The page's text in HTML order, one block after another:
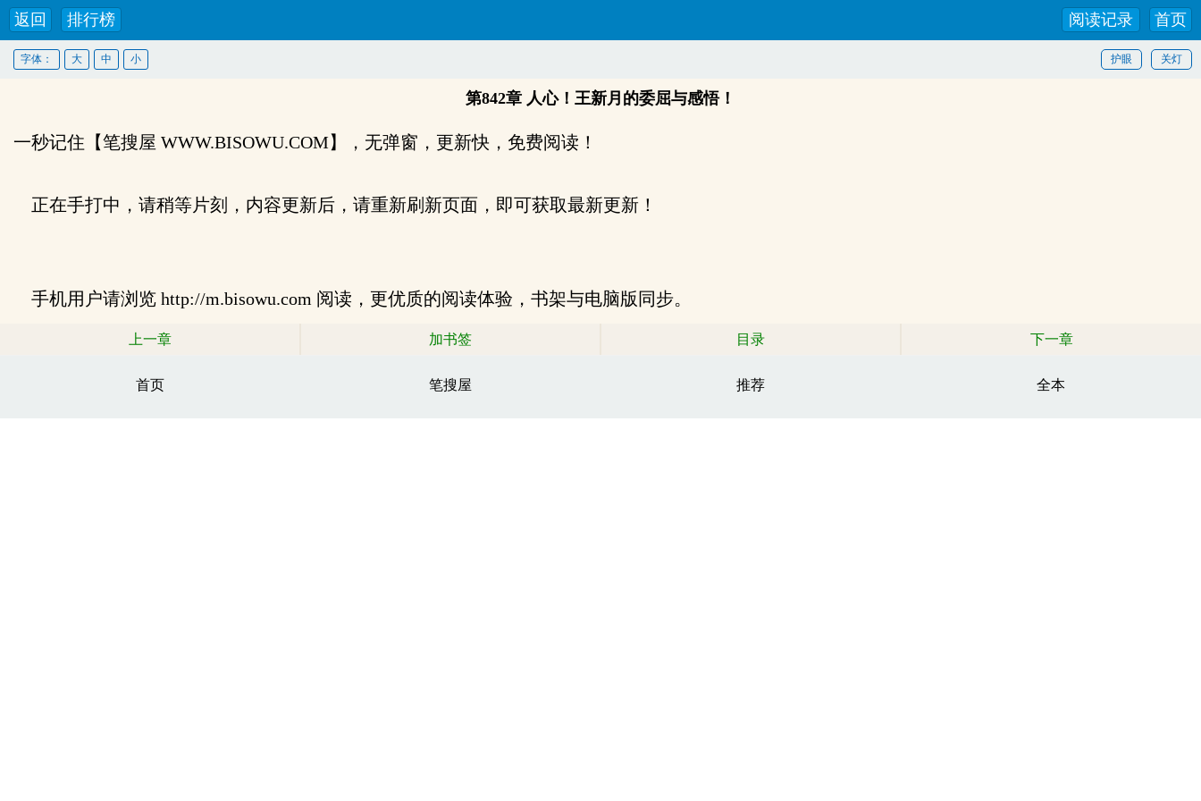
返回 排行榜 首页
阅读记录
关灯
护眼
字体： 大 中 小
第842章 人心！王新月的委屈与感悟！
一秒记住【笔搜屋 WWW.BISOWU.COM】，无弹窗，更新快，免费阅读！
正在手打中，请稍等片刻，内容更新后，请重新刷新页面，即可获取最新更新！
手机用户请浏览 http://m.bisowu.com 阅读，更优质的阅读体验，书架与电脑版同步。
上一章 加书签 目录 下一章
首页 笔搜屋 推荐 全本